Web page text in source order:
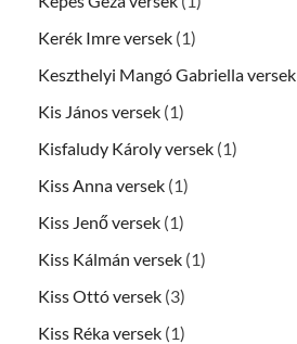
Kerék Imre versek (1)
Keszthelyi Mangó Gabriella versek
Kis János versek (1)
Kisfaludy Károly versek (1)
Kiss Anna versek (1)
Kiss Jenő versek (1)
Kiss Kálmán versek (1)
Kiss Ottó versek (3)
Kiss Réka versek (1)